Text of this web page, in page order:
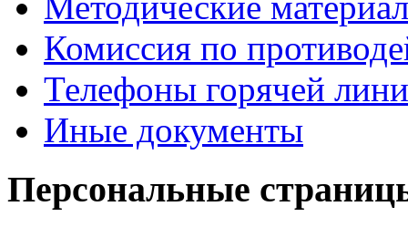
Комиссия по
Телефоны горячей
Иные документы
Персональные